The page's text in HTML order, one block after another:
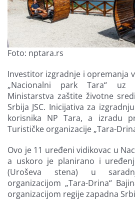
Foto: nptara.rs
Investitor izgradnje i opremanja
„Nacionalni park Tara“ uz
Ministarstva zaštite životne
Srbija JSC. Inicijativa za
korisnika NP Tara, a izradu
Turističke organizacije „Tara-
Ovo je 11 uređeni vidikovac u
a uskoro je planirano i
(Uroševa stena) u
organizacijom „Tara-Drina“
organizacijom regije zapadna